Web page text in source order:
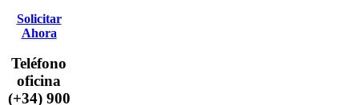
Solicitar
Ahora
Teléfono
oficina
(+34) 900